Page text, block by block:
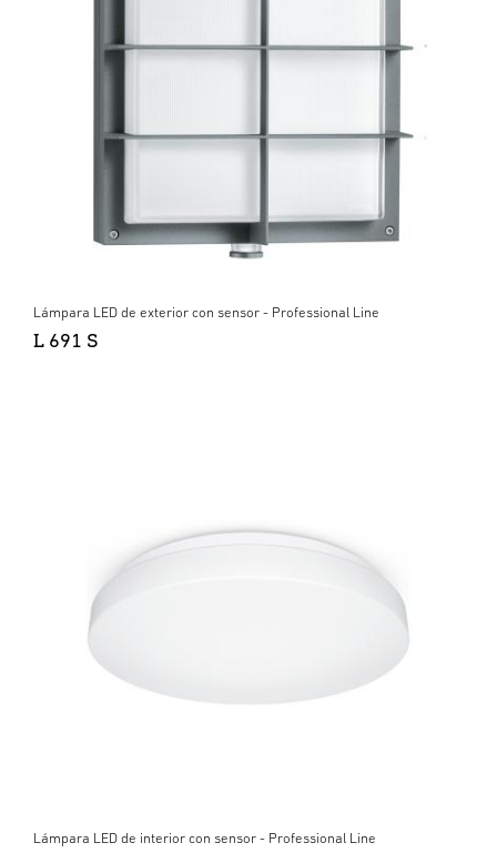
Lámpara LED de exterior con sensor - Professional Line
L 691 S
Lámpara LED de interior con sensor - Professional Line